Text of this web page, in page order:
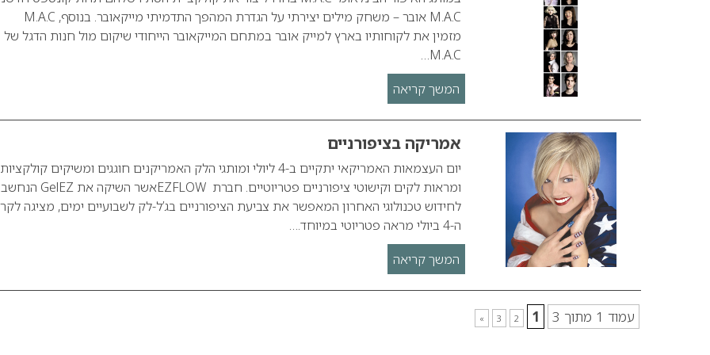
M.A.C אובר – משחק מילים יצירתי על הגדרת המהפך התדמיתי מייקאובר. בנוסף, M.A.C
מזמין את לקוחותיו בארץ למייק אובר במתחם המייקאובר הייחודי שיקום מול חנות הדגל של
M.A.C…
המשך קריאה
אמריקה בציפורניים
יום העצמאות האמריקאי יתקיים ב-4 ליולי ומותגי הלק האמריקנים חוגגים ומשיקים קולקציות
ומראות לקים וקישוטי ציפורניים פטריוטיים. חברת EZFLOWאשר השיקה את GelEZ הנחשב
לחידוש טכנולוגי האחרון המאפשר את צביעת הציפורניים בג’ל-לק לשבועיים ימים, מציגה
ה-4 ביולי מראה פטריוטי במיוחד.…
המשך קריאה
עמוד 1 מתוך 3 1
2
3
»